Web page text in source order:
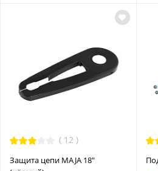
( 12 )
Защита цепи MAJA 18"